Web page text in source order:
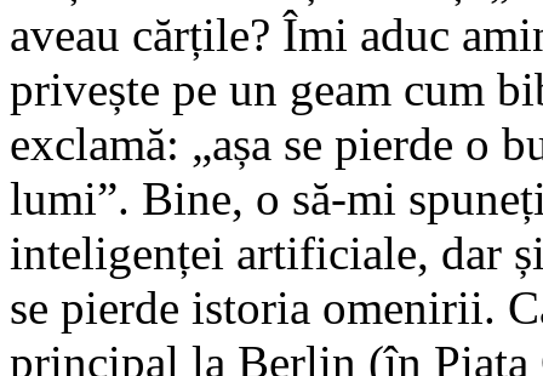
aveau cărțile? Îmi aduc
privește pe un geam cum
exclamă: „așa se pierde o
lumi”. Bine, o să-mi
inteligenței artificiale, dar
se pierde istoria omenirii.
principal la Berlin (în Piața